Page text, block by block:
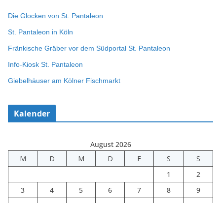
Die Glocken von St. Pantaleon
St. Pantaleon in Köln
Fränkische Gräber vor dem Südportal St. Pantaleon
Info-Kiosk St. Pantaleon
Giebelhäuser am Kölner Fischmarkt
Kalender
August 2026
M
D M D F S
S
1
2
3
4 5 6 7 8
9